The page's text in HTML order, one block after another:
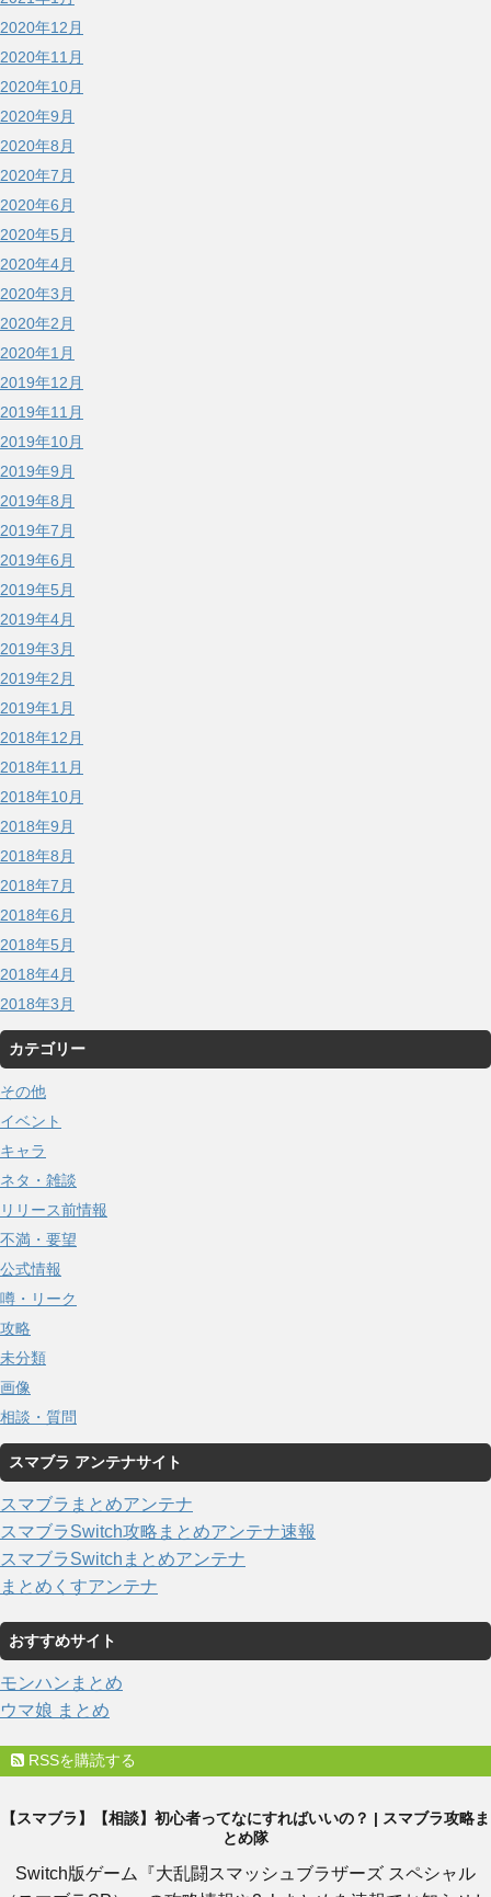
2020年12月
2020年11月
2020年10月
2020年9月
2020年8月
2020年7月
2020年6月
2020年5月
2020年4月
2020年3月
2020年2月
2020年1月
2019年12月
2019年11月
2019年10月
2019年9月
2019年8月
2019年7月
2019年6月
2019年5月
2019年4月
2019年3月
2019年2月
2019年1月
2018年12月
2018年11月
2018年10月
2018年9月
2018年8月
2018年7月
2018年6月
2018年5月
2018年4月
2018年3月
カテゴリー
その他
イベント
キャラ
ネタ・雑談
リリース前情報
不満・要望
公式情報
噂・リーク
攻略
未分類
画像
相談・質問
スマブラ アンテナサイト
スマブラまとめアンテナ
スマブラSwitch攻略まとめアンテナ速報
スマブラSwitchまとめアンテナ
まとめくすアンテナ
おすすめサイト
モンハンまとめ
ウマ娘 まとめ
RSSを購読する
【スマブラ】【相談】初心者ってなにすればいいの？ | スマブラ攻略ま
とめ隊
Switch版ゲーム『大乱闘スマッシュブラザーズ スペシャル